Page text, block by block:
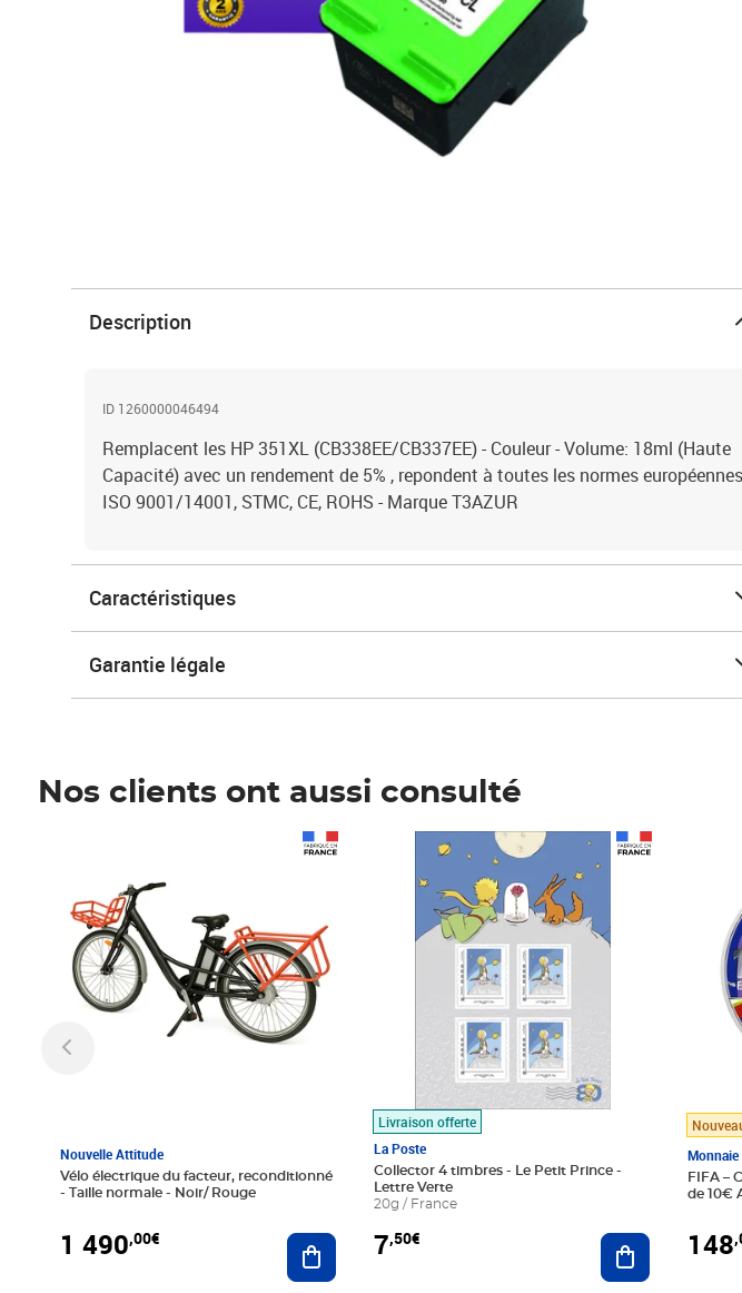
Description
ID 1260000046494
Remplacent les HP 351XL (CB338EE/CB337EE) - Couleur - Volume: 18ml (Haute
Capacité) avec un rendement de 5% , repondent à toutes les normes européennes
ISO 9001/14001, STMC, CE, ROHS - Marque T3AZUR
Caractéristiques
Garantie légale
Nos clients ont aussi consulté
Nouvelle Attitude
Vélo électrique du facteur, reconditionné
- Taille normale - Noir/ Rouge
1 490,00€ Ajouter au panier
Livraison offerte
La Poste
Collector 4 timbres - Le Petit Prince -
Lettre Verte
20g / France
7,50€
Prix 7,50€
Ajouter au
Monnaie
FIFA –
de 10€
148